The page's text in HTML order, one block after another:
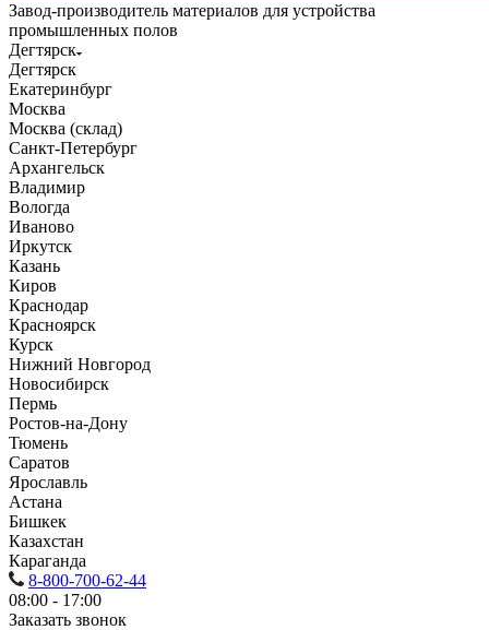
Завод-производитель материалов для устройства
промышленных полов
Дегтярск
Дегтярск
Екатеринбург
Москва
Москва (склад)
Санкт-Петербург
Архангельск
Владимир
Вологда
Иваново
Иркутск
Казань
Киров
Краснодар
Красноярск
Курск
Нижний Новгород
Новосибирск
Пермь
Ростов-на-Дону
Тюмень
Саратов
Ярославль
Астана
Бишкек
Казахстан
Караганда
8-800-700-62-44
08:00 - 17:00
Заказать звонок